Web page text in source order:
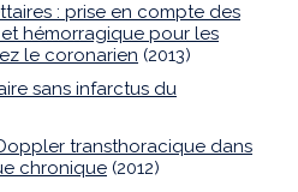
: prise en compte des
hémorragique pour les
le coronarien (2013)
sans infarctus du
transthoracique dans
chronique (2012)